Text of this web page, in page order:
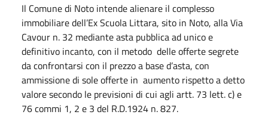
Il Comune di Noto intende alienare il complesso
immobiliare dell’Ex Scuola Littara, sito in Noto, alla Via
Cavour n. 32 mediante asta pubblica ad unico e
definitivo incanto, con il metodo delle offerte segrete
da confrontarsi con il prezzo a base d’asta, con
ammissione di sole offerte in aumento rispetto a detto
valore secondo le previsioni di cui agli artt. 73 lett. c) e
76 commi 1, 2 e 3 del R.D.1924 n. 827.